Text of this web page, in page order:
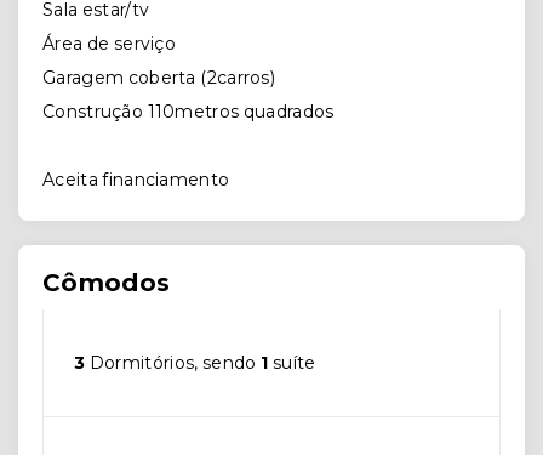
Sala estar/tv
Área de serviço
Garagem coberta (2carros)
Construção 110metros quadrados
Aceita financiamento
Cômodos
3 Dormitórios, sendo 1 suíte